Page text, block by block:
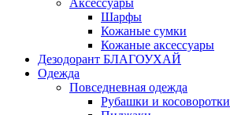
Аксессуары
Шарфы
Кожаные сумки
Кожаные аксессуары
Дезодорант БЛАГОУХАЙ
Одежда
Повседневная одежда
Рубашки и косоворотки